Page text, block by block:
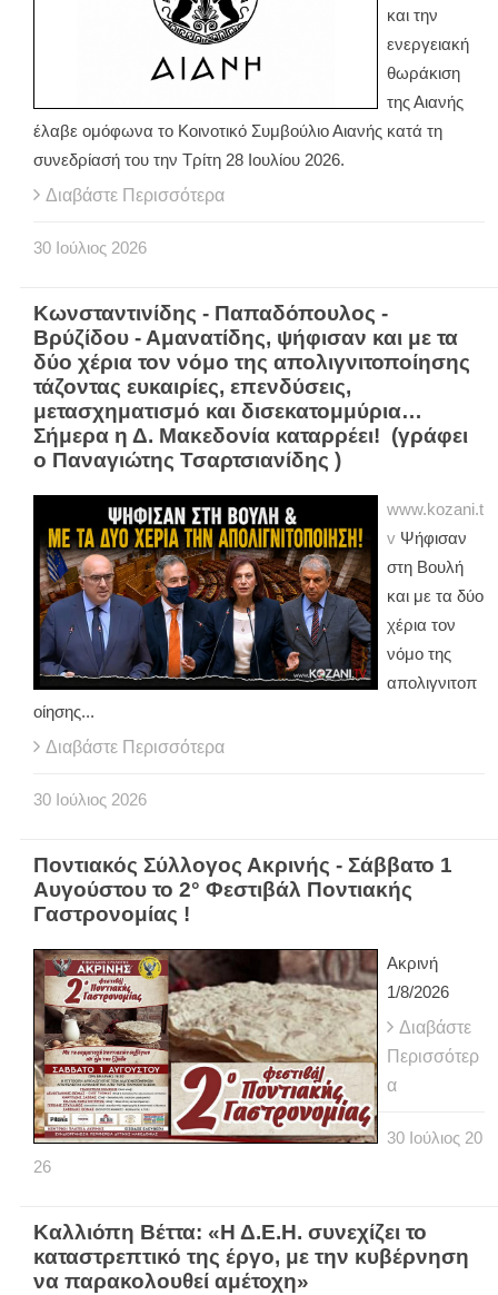
και την
ενεργειακή
θωράκιση
της Αιανής
έλαβε ομόφωνα το Κοινοτικό Συμβούλιο Αιανής κατά τη
συνεδρίασή του την Τρίτη 28 Ιουλίου 2026.
Διαβάστε Περισσότερα
30 Ιούλιος 2026
Κωνσταντινίδης - Παπαδόπουλος -
Βρύζίδου - Αμανατίδης, ψήφισαν και με τα
δύο χέρια τον νόμο της απολιγνιτοποίησης
τάζοντας ευκαιρίες, επενδύσεις,
μετασχηματισμό και δισεκατομμύρια…
Σήμερα η Δ. Μακεδονία καταρρέει! (γράφει
ο Παναγιώτης Τσαρτσιανίδης )
www.kozani.t
v Ψήφισαν
στη Βουλή
και με τα δύο
χέρια τον
νόμο της
απολιγνιτοπ
οίησης...
Διαβάστε Περισσότερα
30 Ιούλιος 2026
Ποντιακός Σύλλογος Ακρινής - Σάββατο 1
Αυγούστου το 2° Φεστιβάλ Ποντιακής
Γαστρονομίας !
Ακρινή
1/8/2026
Διαβάστε
Περισσότερ
α
30 Ιούλιος 20
26
Καλλιόπη Βέττα: «Η Δ.Ε.Η. συνεχίζει το
καταστρεπτικό της έργο, με την κυβέρνηση
να παρακολουθεί αμέτοχη»